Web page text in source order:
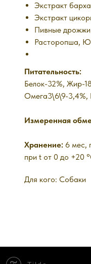
Экстракт
Экстракт
Пивные дрожжи
Расторопша,
Питательность:
Белок-32%, Жир-
Омега3\6\9-3,4%,
Измеренная
Хранение: 6 мес,
при t от 0 до +20
Для кого: Собаки